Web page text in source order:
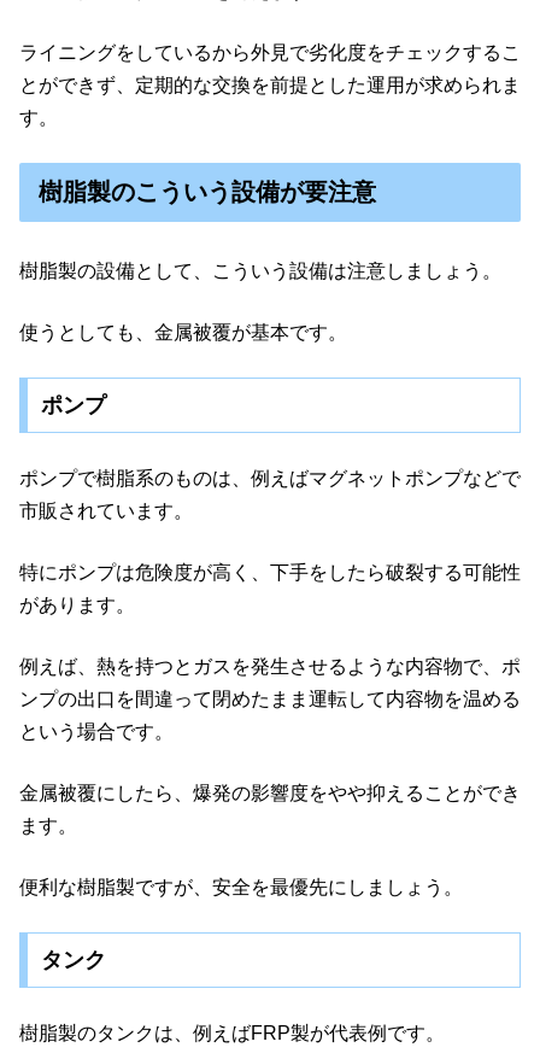
ライニングをしているから外見で劣化度をチェックするこ
とができず、定期的な交換を前提とした運用が求められま
す。
樹脂製のこういう設備が要注意
樹脂製の設備として、こういう設備は注意しましょう。
使うとしても、金属被覆が基本です。
ポンプ
ポンプで樹脂系のものは、例えばマグネットポンプなどで
市販されています。
特にポンプは危険度が高く、下手をしたら破裂する可能性
があります。
例えば、熱を持つとガスを発生させるような内容物で、ポ
ンプの出口を間違って閉めたまま運転して内容物を温める
という場合です。
金属被覆にしたら、爆発の影響度をやや抑えることができ
ます。
便利な樹脂製ですが、安全を最優先にしましょう。
タンク
樹脂製のタンクは、例えばFRP製が代表例です。